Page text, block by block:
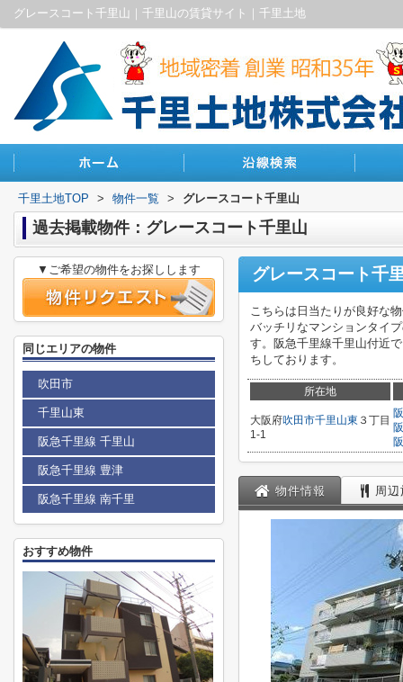
グレースコート千里山｜千里山の賃貸サイト｜千里土地
千里土地TOP > 物件一覧 > グレースコート千里山
過去掲載物件：グレースコート千里山
グレースコート千
こちらは日当たりが良好な
バッチリなマンションタイ
す。阪急千里線千里山付近
ちしております。
所在地
大阪府吹田市千里山東 ３丁目
1-1
物件情報 周
▼ご希望の物件をお探しします
同じエリアの物件
吹田市
千里山東
阪急千里線 千里山
阪急千里線 豊津
阪急千里線 南千里
おすすめ物件